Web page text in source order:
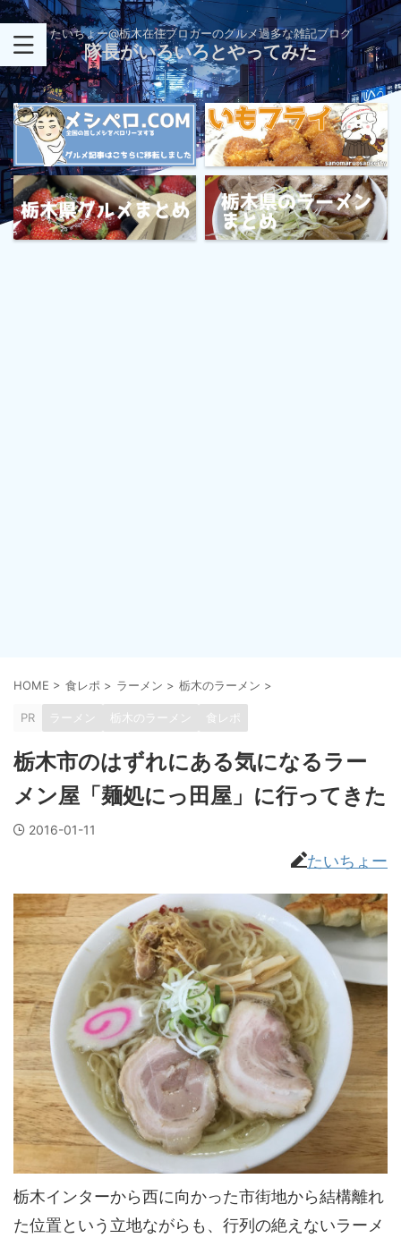
たいちょー@栃木在住ブロガーのグルメ過多な雑記ブログ
隊長がいろいろとやってみた
HOME > 食レポ > ラーメン > 栃木のラーメン >
PR ラーメン 栃木のラーメン 食レポ
栃木市のはずれにある気になるラー
メン屋「麺処にっ田屋」に行ってきた
2016-01-11
たいちょー
栃木インターから西に向かった市街地から結構離れ
た位置という立地ながらも、行列の絶えないラーメ